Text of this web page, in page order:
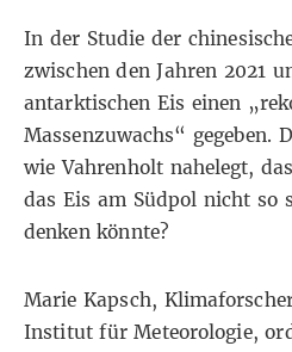
In der Studie der
zwischen den Jahren 2021
antarktischen Eis einen
Massenzuwachs“ gegeben.
wie Vahrenholt nahelegt,
das Eis am Südpol nicht so
denken könnte?
Marie Kapsch,
Institut für Meteorologie,